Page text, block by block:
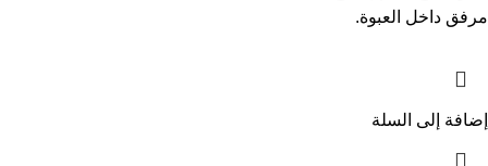
مرفق داخل العبوة.
إضافة إلى السلة